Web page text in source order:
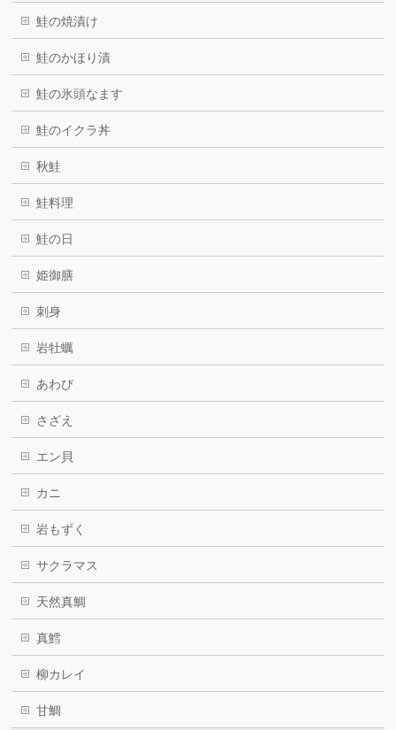
鮭の焼漬け
鮭のかほり漬
鮭の氷頭なます
鮭のイクラ丼
秋鮭
鮭料理
鮭の日
姫御膳
刺身
岩牡蠣
あわび
さざえ
エン貝
カニ
岩もずく
サクラマス
天然真鯛
真鱈
柳カレイ
甘鯛